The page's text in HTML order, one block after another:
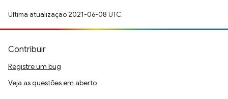
Última atualização 2021-06-08 UTC.
Contribuir
Registre um bug
Veja as questões em aberto